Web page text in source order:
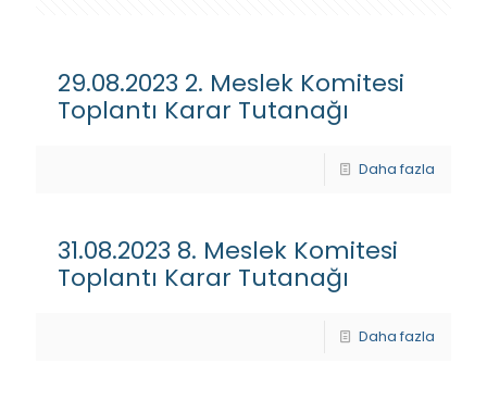
29.08.2023 2. Meslek Komitesi
Toplantı Karar Tutanağı
Daha fazla
31.08.2023 8. Meslek Komitesi
Toplantı Karar Tutanağı
Daha fazla